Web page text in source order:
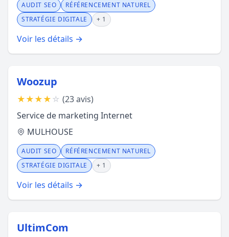
AUDIT SEO
RÉFÉRENCEMENT NATUREL
STRATÉGIE DIGITALE
+ 1
Voir les détails →
Woozup
★★★★☆ (23 avis)
Service de marketing Internet
MULHOUSE
AUDIT SEO
RÉFÉRENCEMENT NATUREL
STRATÉGIE DIGITALE
+ 1
Voir les détails →
UltimCom